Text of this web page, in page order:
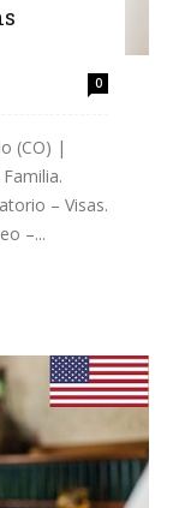
0
(CO) |
– Visas.
–...